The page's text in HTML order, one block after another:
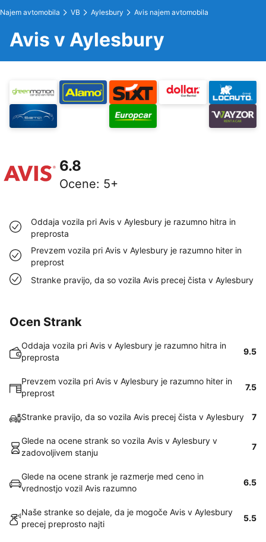
Najem avtomobila VB Aylesbury Avis najem avtomobila
Avis v Aylesbury
6.8
Ocene: 5+
Oddaja vozila pri Avis v Aylesbury je razumno hitra in
preprosta
Prevzem vozila pri Avis v Aylesbury je razumno hiter in
preprost
Stranke pravijo, da so vozila Avis precej čista v Aylesbury
Ocen Strank
Oddaja vozila pri Avis v Aylesbury je razumno hitra in
preprosta
9.5
Prevzem vozila pri Avis v Aylesbury je razumno hiter in
preprost
7.5
Stranke pravijo, da so vozila Avis precej čista v Aylesbury 7
Glede na ocene strank so vozila Avis v Aylesbury v
zadovoljivem stanju
7
Glede na ocene strank je razmerje med ceno in
vrednostjo vozil Avis razumno
6.5
Naše stranke so dejale, da je mogoče Avis v Aylesbury
precej preprosto najti
5.5